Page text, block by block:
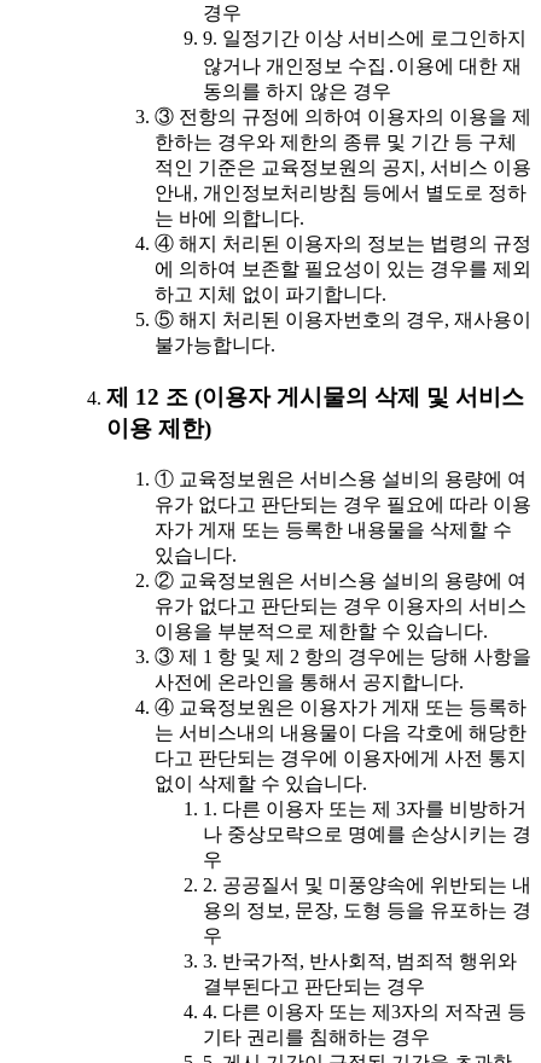
경우
9. 일정기간 이상 서비스에 로그인하지
않거나 개인정보 수집․이용에 대한 재
동의를 하지 않은 경우
③ 전항의 규정에 의하여 이용자의 이용을 제
한하는 경우와 제한의 종류 및 기간 등 구체
적인 기준은 교육정보원의 공지, 서비스 이용
안내, 개인정보처리방침 등에서 별도로 정하
는 바에 의합니다.
④ 해지 처리된 이용자의 정보는 법령의 규정
에 의하여 보존할 필요성이 있는 경우를 제외
하고 지체 없이 파기합니다.
⑤ 해지 처리된 이용자번호의 경우, 재사용이
불가능합니다.
제 12 조 (이용자 게시물의 삭제 및 서비스
이용 제한)
① 교육정보원은 서비스용 설비의 용량에 여
유가 없다고 판단되는 경우 필요에 따라 이용
자가 게재 또는 등록한 내용물을 삭제할 수
있습니다.
② 교육정보원은 서비스용 설비의 용량에 여
유가 없다고 판단되는 경우 이용자의 서비스
이용을 부분적으로 제한할 수 있습니다.
③ 제 1 항 및 제 2 항의 경우에는 당해 사항을
사전에 온라인을 통해서 공지합니다.
④ 교육정보원은 이용자가 게재 또는 등록하
는 서비스내의 내용물이 다음 각호에 해당한
다고 판단되는 경우에 이용자에게 사전 통지
없이 삭제할 수 있습니다.
1. 다른 이용자 또는 제 3자를 비방하거
나 중상모략으로 명예를 손상시키는 경
우
2. 공공질서 및 미풍양속에 위반되는 내
용의 정보, 문장, 도형 등을 유포하는 경
우
3. 반국가적, 반사회적, 범죄적 행위와
결부된다고 판단되는 경우
4. 다른 이용자 또는 제3자의 저작권 등
기타 권리를 침해하는 경우